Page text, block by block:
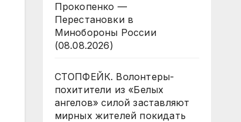
Прокопенко —
Перестановки в
Минобороны России
(08.08.2026)
СТОПФЕЙК. Волонтеры-
похитители из «Белых
ангелов» силой заставляют
мирных жителей покидать